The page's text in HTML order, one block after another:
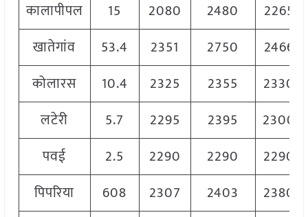
कालापीपल 15 2080 2480
2265
खातेगांव
53.4 2351 2750
2466
कोलारस
10.4 2325 2355
2330
लटेरी
5.7 2295 2395
2300
पवई
2.5 2290 2290
2290
पिपरिया
608 2307 2403
2380